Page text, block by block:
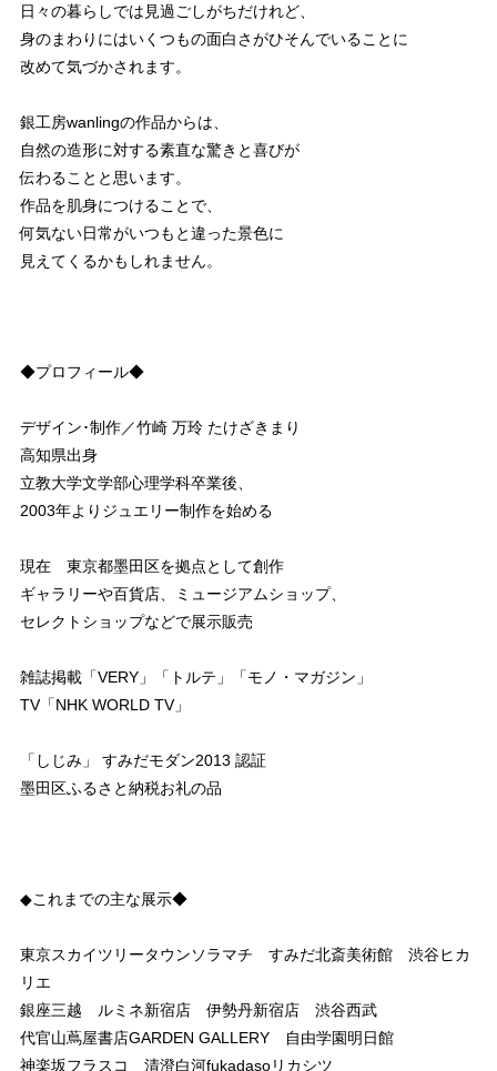
日々の暮らしでは見過ごしがちだけれど、
身のまわりにはいくつもの面白さがひそんでいることに
改めて気づかされます。
銀工房wanlingの作品からは、
自然の造形に対する素直な驚きと喜びが
伝わることと思います。
作品を肌身につけることで、
何気ない日常がいつもと違った景色に
見えてくるかもしれません。
◆プロフィール◆
デザイン･制作／竹崎 万玲 たけざきまり
高知県出身
立教大学文学部心理学科卒業後、
2003年よりジュエリー制作を始める
現在 東京都墨田区を拠点として創作
ギャラリーや百貨店、ミュージアムショップ、
セレクトショップなどで展示販売
雑誌掲載「VERY」「トルテ」「モノ・マガジン」
TV「NHK WORLD TV」
「しじみ」 すみだモダン2013 認証
墨田区ふるさと納税お礼の品
◆これまでの主な展示◆
東京スカイツリータウンソラマチ すみだ北斎美術館 渋谷ヒカ
リエ
銀座三越 ルミネ新宿店 伊勢丹新宿店 渋谷西武
代官山蔦屋書店GARDEN GALLERY 自由学園明日館
神楽坂フラスコ 清澄白河fukadasoリカシツ